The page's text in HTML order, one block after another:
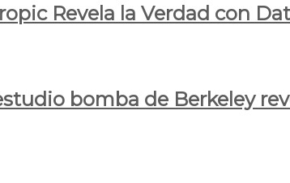
Revela la Verdad con
bomba de Berkeley